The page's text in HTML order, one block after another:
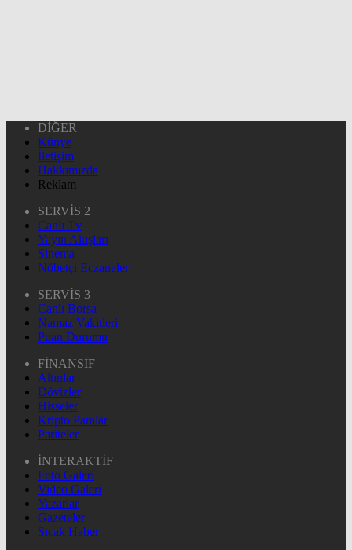
DİĞER
Künye
İletişim
Hakkımızda
Reklam
SERVİS 2
Canlı Tv
Yayın Akışları
Sinema
Nöbetçi Eczaneler
SERVİS 3
Canlı Borsa
Namaz Vakitleri
Puan Durumu
FİNANSİF
Altınlar
Dövizler
Hisseler
Kripto Paralar
Pariteler
İNTERAKTİF
Foto Galeri
Video Galeri
Yazarlar
Gazeteler
Sıcak Haber